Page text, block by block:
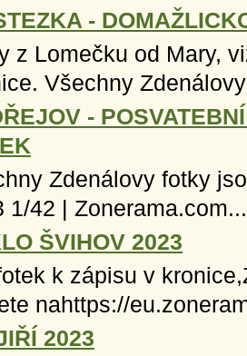
-
z Lomečku od Mary,
Všechny
-
Zdenálovy fotky
1/42 | Zonerama.com...
ŠVIHOV 2023
k zápisu v
nahttps://
2023